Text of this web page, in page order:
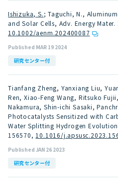
Ishizuka, S.; Taguchi, N.,
and Solar Cells, Adv. Energy
10.1002/aenm.202400087
Published MAR 19 2024
研究センター付
Tianfang Zheng, Yanxiang Liu,
Ren, Xiao-Feng Wang, Ritsuko Fujii,
Nakamura, Shin-ichi Sasaki,
Photocatalysts Sensitized with
Water Splitting Hydrogen
156570, 10.1016/
Published JAN 26 2023
研究センター付